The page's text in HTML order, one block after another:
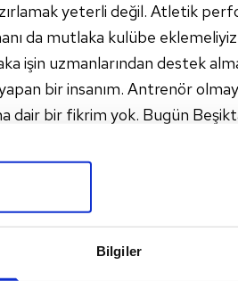
Bilgiler
yeterli değil. Atletik
da mutlaka kulübe
işin uzmanlarından destek
bir insanım. Antrenör
dair bir fikrim yok. Bugün
herhangi bir yerinde
dünyanın en büyük kulübü
bir hamlesi bile ufak açabilir.
ilgili felsefeyi oluşturuyorum.